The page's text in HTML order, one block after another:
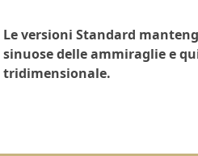
Le versioni Standard
sinuose delle ammiraglie e
tridimensionale.